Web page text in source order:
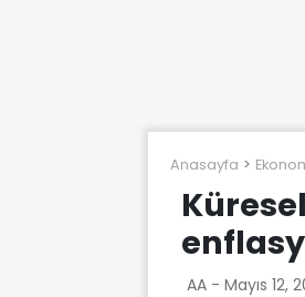
Anasayfa
AA - Mayıs 12,